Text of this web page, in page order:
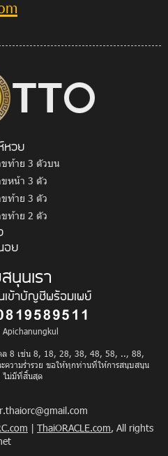
หวย
ท้าย 3 ตัวบน
หน้า 3 ตัว
ท้าย 3 ตัว
ท้าย 2 ตัว
อย
นุนเรา
เข้าบัญชีพร้อมเพย์
Apichanungkul
ล 8 เช่น 8, 18, 28, 38, 48, 58, .., 88,
วามร่ำรวย ขอให้ทุกท่านที่ให้การสนุบสนุน
ไม่มีที่สิ้นสุด
| ThaiORACLE.com, All rights